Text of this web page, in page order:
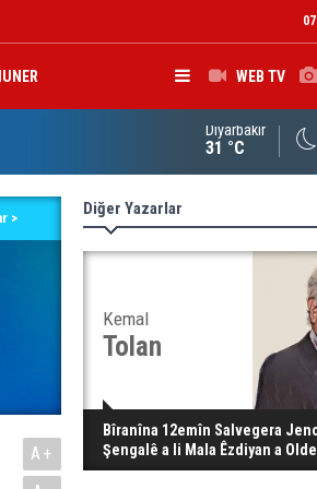
WEB TV
navendeke Amerîkayê:
Diyarbakır
31 °C
>
A+
Diğer Yazarlar
Kemal
Tolan
Bîranîna 12emîn Salvegera
Şengalê a li Mala Êzdiyan a